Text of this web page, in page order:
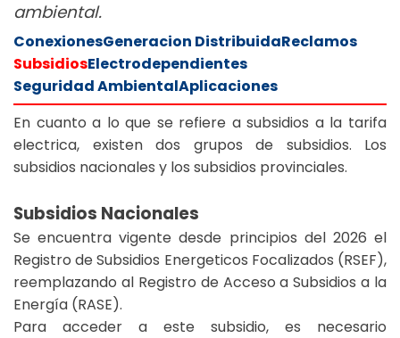
ambiental.
ConexionesGeneracion DistribuidaReclamos
SubsidiosElectrodependientes
Seguridad AmbientalAplicaciones
En cuanto a lo que se refiere a subsidios a la tarifa
electrica, existen dos grupos de subsidios. Los
subsidios nacionales y los subsidios provinciales.
Subsidios Nacionales
Se encuentra vigente desde principios del 2026 el
Registro de Subsidios Energeticos Focalizados (RSEF),
reemplazando al Registro de Acceso a Subsidios a la
Energía (RASE).
Para acceder a este subsidio, es necesario